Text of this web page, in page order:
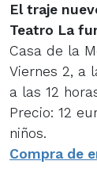
El traje
Teatro La
Casa de la
Viernes 2, a
a las 12
Precio: 12
niños.
Compra de